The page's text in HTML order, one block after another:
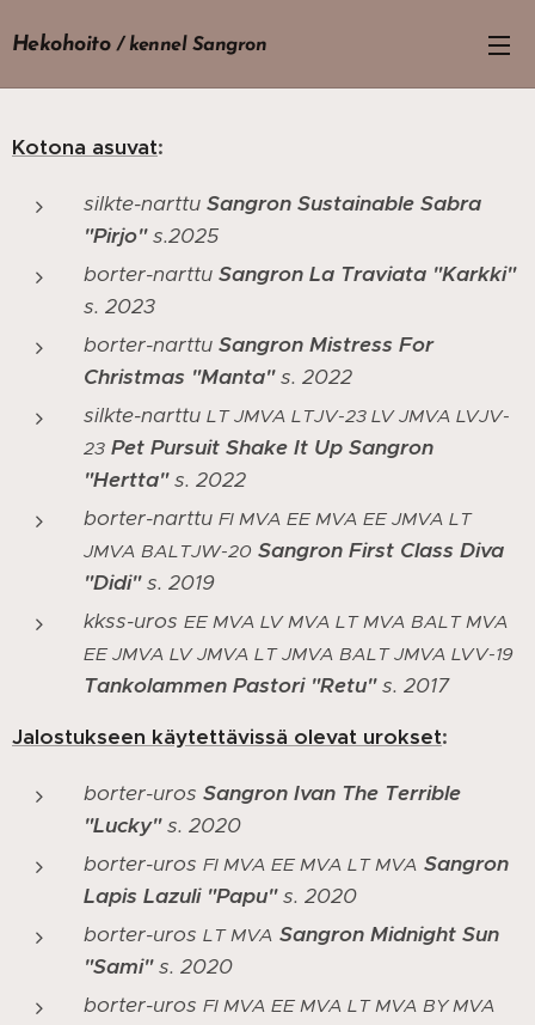
Hekohoito/ kennel Sangron
Kotona asuvat:
silkte-narttu Sangron Sustainable Sabra
"Pirjo"s.2025
borter-narttu Sangron La Traviata "Karkki"
s. 2023
borter-narttu Sangron Mistress For
Christmas "Manta"s. 2022
silkte-narttu LT JMVA LTJV-23 LV JMVA LVJV-
23 Pet Pursuit Shake It Up Sangron
"Hertta"s. 2022
borter-narttu FI MVA EE MVA EE JMVA LT
JMVA BALTJW-20 Sangron First Class Diva
"Didi"s. 2019
kkss-uros EE MVA LV MVA LT MVA BALT MVA
EE JMVA LV JMVA LT JMVA BALT JMVA LVV-19
Tankolammen Pastori "Retu"s. 2017
Jalostukseen käytettävissä olevat urokset:
borter-uros Sangron Ivan The Terrible
"Lucky"s. 2020
borter-uros FI MVA EE MVA LT MVA Sangron
Lapis Lazuli "Papu"s. 2020
borter-uros LT MVA Sangron Midnight Sun
"Sami"s. 2020
borter-uros FI MVA EE MVA LT MVA BY MVA